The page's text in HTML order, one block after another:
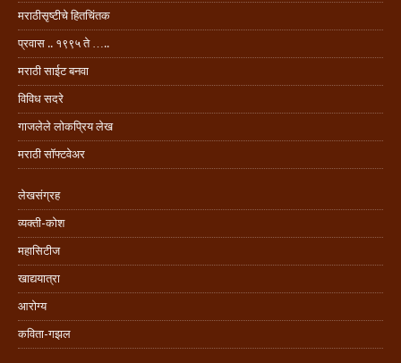
मराठीसृष्टीचे हितचिंतक
प्रवास .. १९९५ ते …..
मराठी साईट बनवा
विविध सदरे
गाजलेले लोकप्रिय लेख
मराठी सॉफ्टवेअर
लेखसंग्रह
व्यक्ती-कोश
महासिटीज
खाद्ययात्रा
आरोग्य
कविता-गझल